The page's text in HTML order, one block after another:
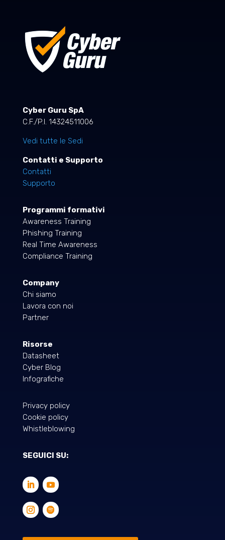
Cyber Guru SpA
C.F./P.I. 14324511006
Vedi tutte le Sedi
Contatti e Supporto
Contatti
Supporto
Programmi formativi
Awareness Training
Phishing Training
Real Time Awareness
Compliance Training
Company
Chi siamo
Lavora con noi
Partner
Risorse
Datasheet
Cyber Blog
Infografiche
Privacy policy
Cookie policy
Whistleblowing
SEGUICI SU: